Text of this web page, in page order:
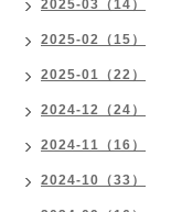
2025-03（14）
2025-02（15）
2025-01（22）
2024-12（24）
2024-11（16）
2024-10（33）